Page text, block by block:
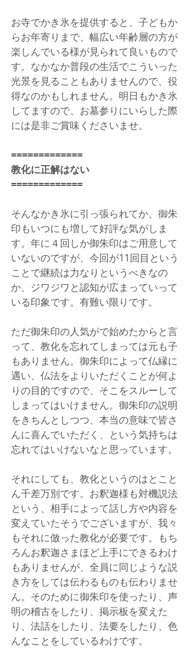
お寺でかき氷を提供すると、子どもか
らお年寄りまで、幅広い年齢層の方が
楽しんでいる様が見られて良いもので
す。なかなか普段の生活でこういった
光景を見ることもありませんので、役
得なのかもしれません。明日もかき氷
してますので、お墓参りにいらした際
には是非ご賞味くださいませ。
=============
教化に正解はない
=============
そんなかき氷に引っ張られてか、御朱
印もいつにも増して好評な気がしま
す。年に４回しか御朱印はご用意して
いないのですが、今回が11回目という
ことで継続は力なりというべきなの
か、ジワジワと認知が広まっていって
いる印象です。有難い限りです。
ただ御朱印の人気がで始めたからと言
って、教化を忘れてしまっては元も子
もありません。御朱印によって仏縁に
遇い、仏法をよりいただくことが何よ
りの目的ですので、そこをスルーして
しまってはいけません。御朱印の説明
をきちんとしつつ、本当の意味で皆さ
んに喜んでいただく、という気持ちは
忘れてはいけないなと思っています。
それにしても、教化というのはとこと
ん千差万別です。お釈迦様も対機説法
という、相手によって話し方や内容を
変えていたそうでございますが、我々
もそれに倣った教化が必要です。もち
ろんお釈迦さまほど上手にできるわけ
もありませんが、全員に同じような説
き方をしては伝わるものも伝わりませ
ん。そのために御朱印を使ったり、声
明の稽古をしたり、掲示板を変えた
り、法話をしたり、法要をしたり、色
んなことをしているわけです。